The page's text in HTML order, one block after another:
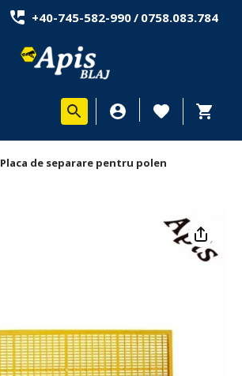
+40-745-582-990/ 0758.083.784
Placa de separare pentru polen